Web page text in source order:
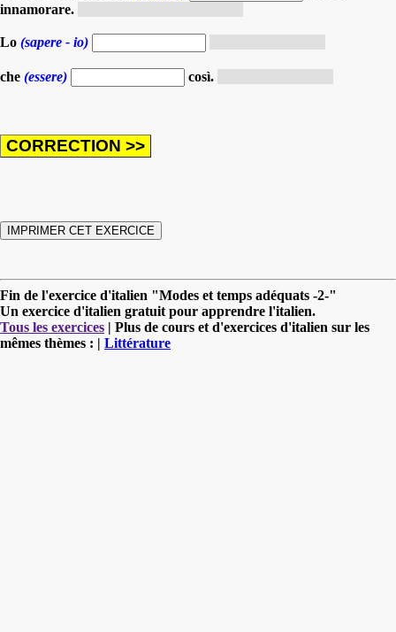
innamorare.
Lo (sapere - io)
che (essere) così.
Fin de l'exercice d'italien "Modes et temps adéquats -2-"
Un exercice d'italien gratuit pour apprendre l'italien.
Tous les exercices | Plus de cours et d'exercices d'italien sur les
mêmes thèmes : | Littérature